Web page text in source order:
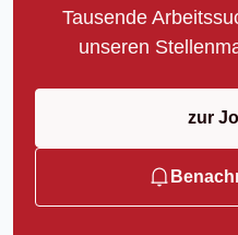
Tausende
unseren
zur